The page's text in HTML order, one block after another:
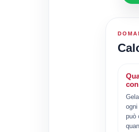
può